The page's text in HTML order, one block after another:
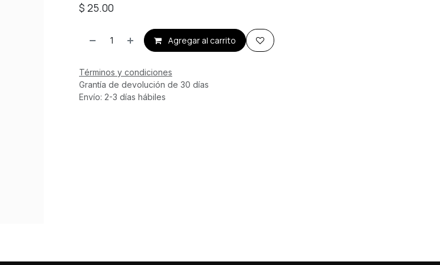
$ 25.00
Agregar al carrito
Términos y condiciones
Grantía de devolución de 30 días
Envío: 2-3 días hábiles